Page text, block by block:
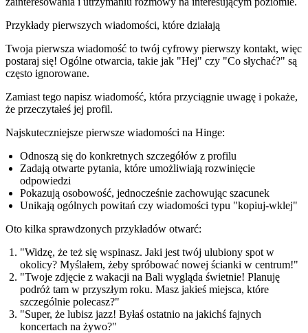
Przykłady pierwszych wiadomości, które działają
Twoja pierwsza wiadomość to twój cyfrowy pierwszy kontakt, więc
postaraj się! Ogólne otwarcia, takie jak "Hej" czy "Co słychać?" są
często ignorowane.
Zamiast tego napisz wiadomość, która przyciągnie uwagę i pokaże,
że przeczytałeś jej profil.
Najskuteczniejsze pierwsze wiadomości na Hinge:
Odnoszą się do konkretnych szczegółów z profilu
Zadają otwarte pytania, które umożliwiają rozwinięcie
odpowiedzi
Pokazują osobowość, jednocześnie zachowując szacunek
Unikają ogólnych powitań czy wiadomości typu "kopiuj-wklej"
Oto kilka sprawdzonych przykładów otwarć:
"Widzę, że też się wspinasz. Jaki jest twój ulubiony spot w
okolicy? Myślałem, żeby spróbować nowej ścianki w centrum!"
"Twoje zdjęcie z wakacji na Bali wygląda świetnie! Planuję
podróż tam w przyszłym roku. Masz jakieś miejsca, które
szczególnie polecasz?"
"Super, że lubisz jazz! Byłaś ostatnio na jakichś fajnych
koncertach na żywo?"